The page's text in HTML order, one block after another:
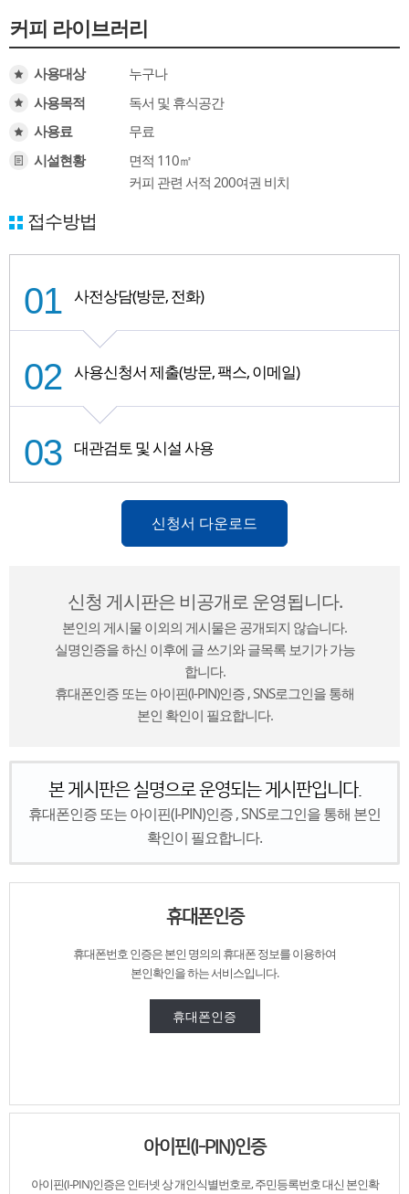
커피 라이브러리
사용대상
누구나
사용목적
독서 및 휴식공간
사용료
무료
시설현황
면적 110㎡
커피 관련 서적 200여권 비치
접수방법
사전상담(방문, 전화)
사용신청서 제출(방문, 팩스, 이메일)
대관검토 및 시설 사용
신청서 다운로드
신청 게시판은 비공개로 운영됩니다.
본인의 게시물 이외의 게시물은 공개되지 않습니다.
실명인증을 하신 이후에 글 쓰기와 글목록 보기가 가능
합니다.
휴대폰인증 또는 아이핀(I-PIN)인증 , SNS로그인을 통해
본인 확인이 필요합니다.
본 게시판은 실명으로 운영되는 게시판입니다.
휴대폰인증 또는 아이핀(I-PIN)인증 , SNS로그인을 통해 본인
확인이 필요합니다.
휴대폰인증
휴대폰번호 인증은본인 명의의 휴대폰 정보를 이용하여
본인확인을 하는 서비스입니다.
휴대폰인증
아이핀(I-PIN)인증
아이핀(I-PIN)인증은 인터넷 상 개인식별번호로,주민등록번호 대신 본인확